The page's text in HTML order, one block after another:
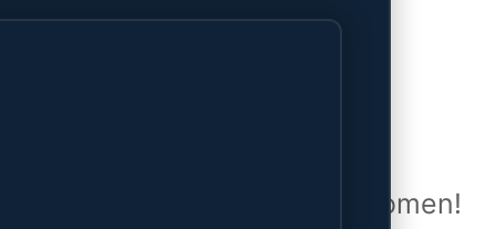
verschiet
en zal binnenkort online komen!